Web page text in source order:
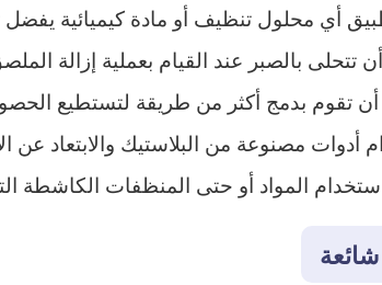
أي محلول تنظيف أو مادة كيميائية
تتحلى بالصبر عند القيام بعملية إزالة
تقوم بدمج أكثر من طريقة لتستطيع
أدوات مصنوعة من البلاستيك والابتعاد عن
المواد أو حتى المنظفات الكاشطة